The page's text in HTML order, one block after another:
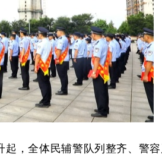
起，全体民辅警队列整齐、警